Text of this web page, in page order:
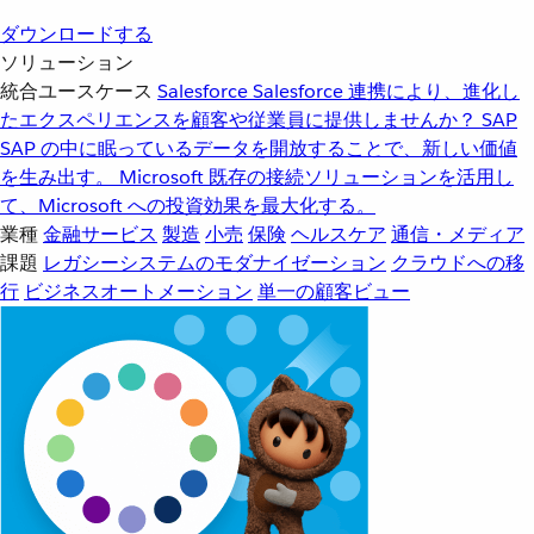
ダウンロードする
ソリューション
統合ユースケース SalesforceSalesforce 連携により、進化し
たエクスペリエンスを顧客や従業員に提供しませんか？ SAP
SAP の中に眠っているデータを開放することで、新しい価値
を生み出す。
Microsoft 既存の接続ソリューションを活用し
て、Microsoft への投資効果を最大化する。
業種金融サービス 製造 小売 保険 ヘルスケア 通信・メディア
課題 レガシーシステムのモダナイゼーション クラウドへの移
行 ビジネスオートメーション 単一の顧客ビュー